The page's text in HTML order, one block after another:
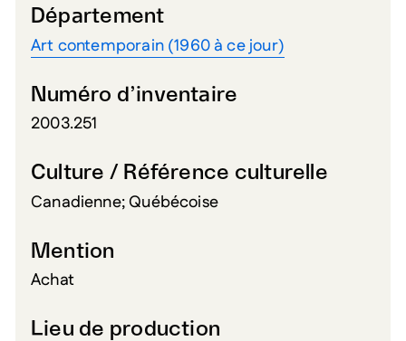
Département
Art contemporain (1960 à ce jour)
Numéro d’inventaire
2003.251
Culture / Référence culturelle
Canadienne; Québécoise
Mention
Achat
Lieu de production